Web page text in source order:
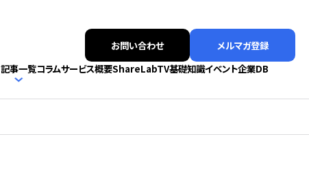
お問い合わせ
メルマガ登録
記事一覧コラムサービス概要ShareLabTV基礎知識イベント企業DB